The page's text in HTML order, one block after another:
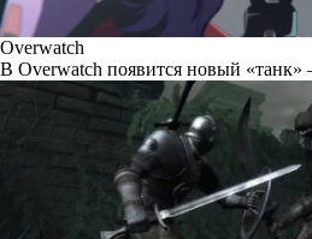
Overwatch
В Overwatch появится новый